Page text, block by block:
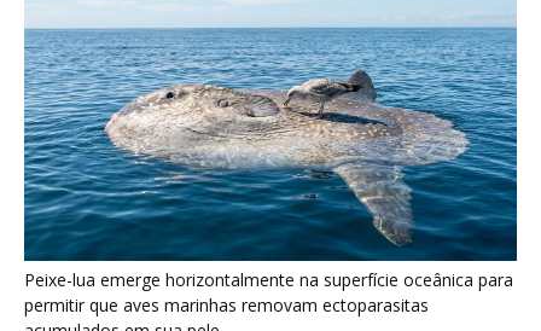
Seriema utiliza pernas longas e arremessa serpentes contra
rochas para subjugar presas peçonhentas nos campos